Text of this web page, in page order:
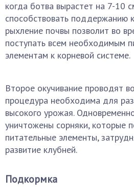
когда ботва вырастет на 7-10
способствовать поддержанию
рыхление почвы позволит во
поступать всем необходимым
элементам к корневой системе.
Второе окучивание проводят
процедура необходима для
высокого урожая.
уничтожены сорняки, которые
питательные элементы,
развитие клубней.
Подкормка